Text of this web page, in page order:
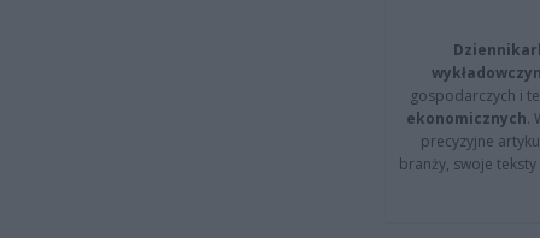
gospodarczych i
ekonomicznych.
precyzyjne
branży, swoje